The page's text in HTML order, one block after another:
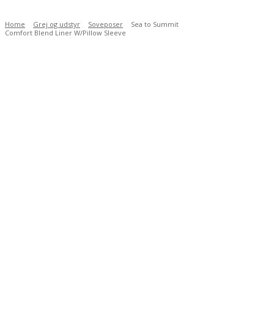
Home Grej og udstyr Soveposer
Sea to Summit
Comfort Blend Liner W/Pillow Sleeve